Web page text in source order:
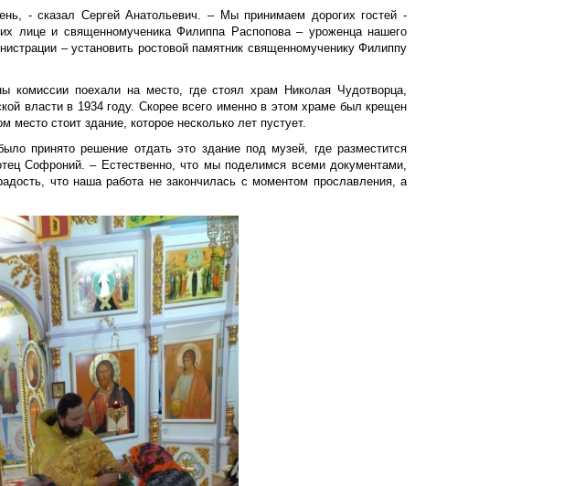
- сказал Сергей Анатольевич. – Мы принимаем дорогих гостей -
лице и священномученика Филиппа Распопова – уроженца нашего
– установить ростовой памятник священномученику Филиппу
комиссии поехали на место, где стоял храм Николая Чудотворца,
власти в 1934 году. Скорее всего именно в этом храме был крещен
стоит здание, которое несколько лет пустует.
принято решение отдать это здание под музей, где разместится
Софроний. – Естественно, что мы поделимся всеми документами,
что наша работа не закончилась с моментом прославления, а